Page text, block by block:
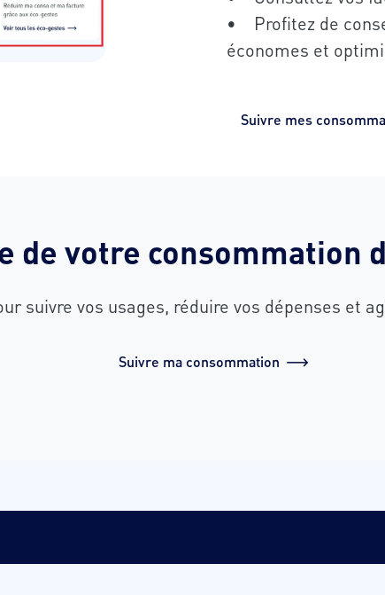
• Profitez de
économes et
Suivre mes
de votre consommation
suivre vos usages, réduire vos dépenses et
Suivre ma consommation